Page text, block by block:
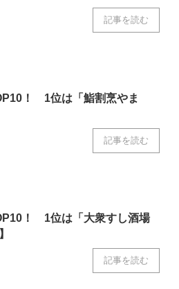
記事を読む
！ 1位は「鮨割烹やま
記事を読む
！ 1位は「大衆すし酒場
記事を読む